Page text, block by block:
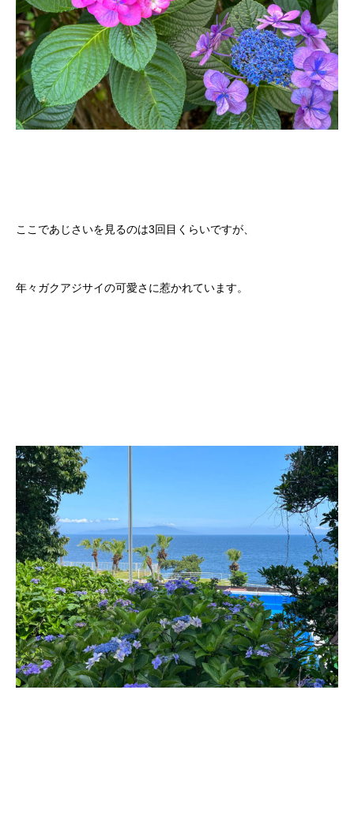
ここであじさいを見るのは3回目くらいですが、
年々ガクアジサイの可愛さに惹かれています。